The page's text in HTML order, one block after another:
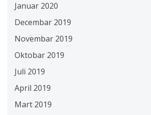
Januar 2020
Decembar 2019
Novembar 2019
Oktobar 2019
Juli 2019
April 2019
Mart 2019